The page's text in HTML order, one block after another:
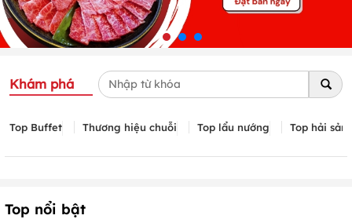
Khám phá
Top Buffet Thương hiệu chuỗi Top lẩu nướng Top hải sản
Top nổi bật